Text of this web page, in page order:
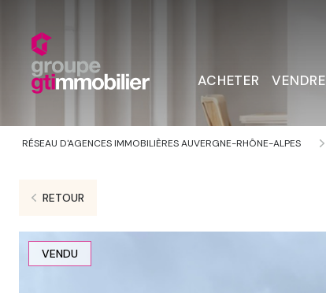
ACHETER VENDRE
RÉSEAU D'AGENCES IMMOBILIÈRES AUVERGNE-RHÔNE-ALPES
RETOUR
VENDU